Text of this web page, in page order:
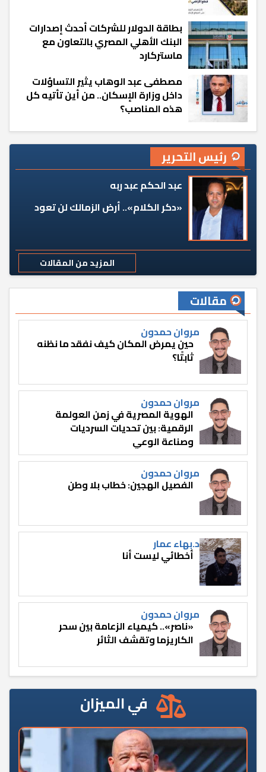
بطاقة الدولار للشركات أحدث إصدارات
البنك الأهلي المصري بالتعاون مع
ماستركارد
مصطفى عبد الوهاب يثير التساؤلات
داخل وزارة الإسكان.. من أين تأتيه كل
هذه المناصب؟
رئيس التحرير
عبد الحكم عبد ربه
«دكر الكلام».. أرض الزمالك لن تعود
المزيد من المقالات
مقالات
مروان حمدون
حين يمرض المكان كيف نفقد ما نظنه
ثابتًا؟
مروان حمدون
الهوية المصرية في زمن العولمة
الرقمية: بين تحديات السرديات
وصناعة الوعي
مروان حمدون
الفصيل الهجين: خطاب بلا وطن
د.بهاء عمار
أخطائي ليست أنا
مروان حمدون
«ناصر».. كيمياء الزعامة بين سحر
الكاريزما وتقشف الثائر
في الميزان